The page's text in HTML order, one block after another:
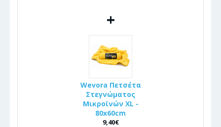
+
Wevora Πετσέτα
Στεγνώματος
Μικροϊνών XL -
80x60cm
9,40€